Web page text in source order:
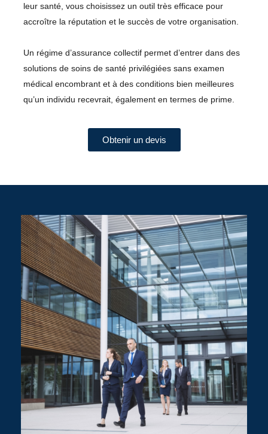
leur santé, vous choisissez un outil très efficace pour
accroître la réputation et le succès de votre organisation.
Un régime d’assurance collectif permet d’entrer dans des
solutions de soins de santé privilégiées sans examen
médical encombrant et à des conditions bien meilleures
qu’un individu recevrait, également en termes de prime.
Obtenir un devis